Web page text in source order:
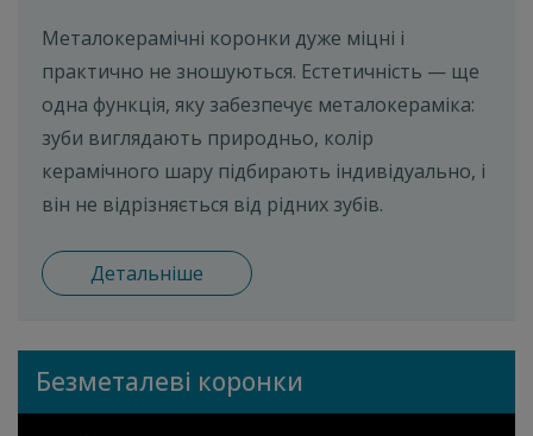
Металокерамічні коронки дуже міцні і
практично не зношуються. Естетичність — ще
одна функція, яку забезпечує металокераміка:
зуби виглядають природньо, колір
керамічного шару підбирають індивідуально, і
він не відрізняється від рідних зубів.
Детальніше
Безметалеві коронки